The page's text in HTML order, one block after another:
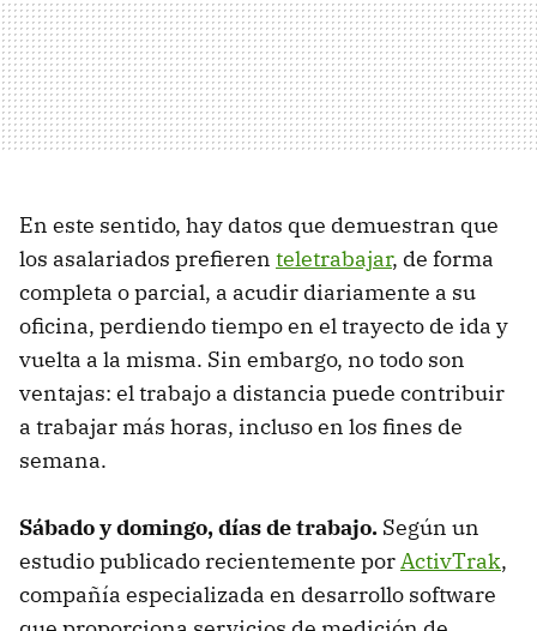
En este sentido, hay datos que demuestran que
los asalariados prefieren teletrabajar, de forma
completa o parcial, a acudir diariamente a su
oficina, perdiendo tiempo en el trayecto de ida y
vuelta a la misma. Sin embargo, no todo son
ventajas: el trabajo a distancia puede contribuir
a trabajar más horas, incluso en los fines de
semana.
Sábado y domingo, días de trabajo. Según un
estudio publicado recientemente porActivTrak,
compañía especializada en desarrollo software